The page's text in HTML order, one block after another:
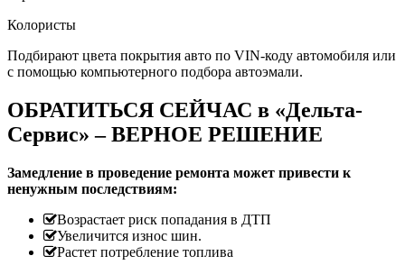
Колористы
Подбирают цвета покрытия авто по VIN-коду автомобиля или
с помощью компьютерного подбора автоэмали.
ОБРАТИТЬСЯ СЕЙЧАС в «Дельта-
Сервис» – ВЕРНОЕ РЕШЕНИЕ
Замедление в проведение ремонта может привести к
ненужным последствиям:
Возрастает риск попадания в ДТП
Увеличится износ шин.
Растет потребление топлива